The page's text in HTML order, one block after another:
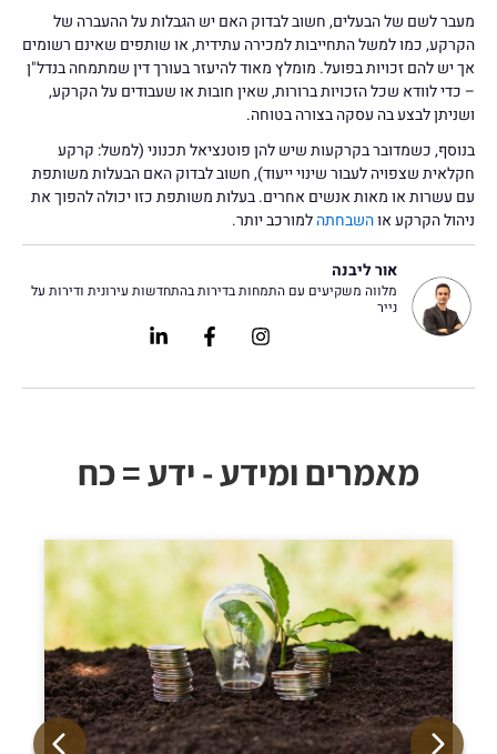
מעבר לשם של הבעלים, חשוב לבדוק האם יש הגבלות על ההעברה של
הקרקע, כמו למשל התחייבות למכירה עתידית, או שותפים שאינם רשומים
אך יש להם זכויות בפועל. מומלץ מאוד להיעזר בעורך דין שמתמחה בנדל"ן
– כדי לוודא שכל הזכויות ברורות, שאין חובות או שעבודים על הקרקע,
ושניתן לבצע בה עסקה בצורה בטוחה.
בנוסף, כשמדובר בקרקעות שיש להן פוטנציאל תכנוני (למשל: קרקע
חקלאית שצפויה לעבור שינוי ייעוד), חשוב לבדוק האם הבעלות משותפת
עם עשרות או מאות אנשים אחרים. בעלות משותפת כזו יכולה להפוך את
ניהול הקרקע אוהשבחתהלמורכב יותר.
אור ליבנה
מלווה משקיעים עם התמחות בדירות בהתחדשות עירונית ודירות על
נייר
Instagram
Facebook-
f
Linkedin-
in
מאמרים ומידע - ידע = כח